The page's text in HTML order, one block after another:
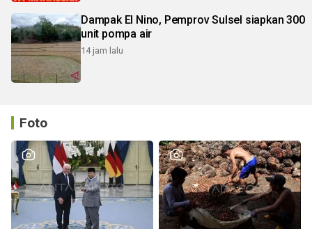
Dampak El Nino, Pemprov Sulsel siapkan 300
unit pompa air
14 jam lalu
Foto